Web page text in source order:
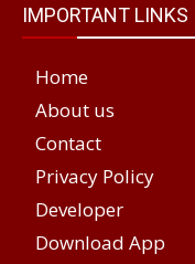
IMPORTANT LINKS
Home
About us
Contact
Privacy Policy
Developer
Download App